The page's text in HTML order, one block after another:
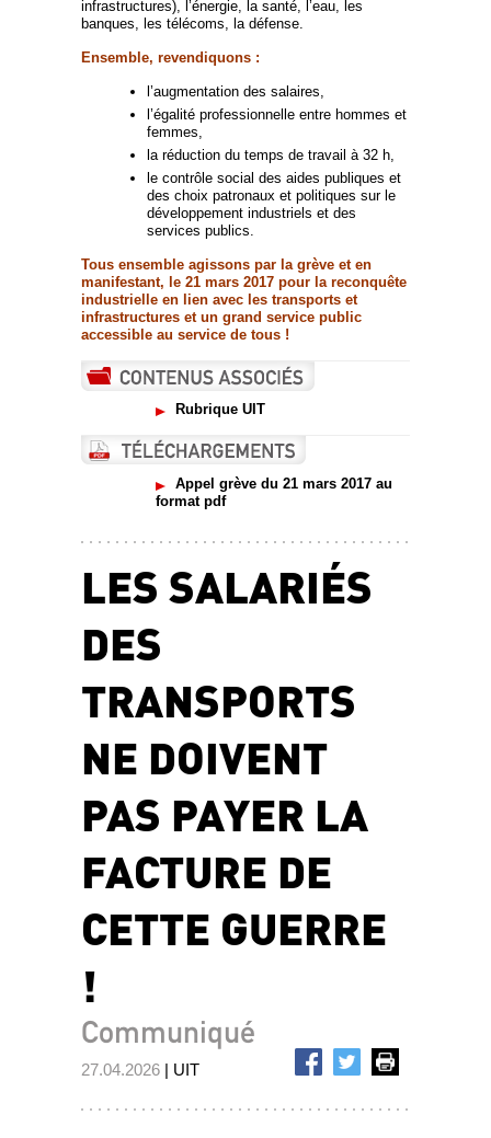
infrastructures), l’énergie, la santé, l’eau, les
banques, les télécoms, la défense.
Ensemble, revendiquons :
l’augmentation des salaires,
l’égalité professionnelle entre hommes et
femmes,
la réduction du temps de travail à 32 h,
le contrôle social des aides publiques et
des choix patronaux et politiques sur le
développement industriels et des
services publics.
Tous ensemble agissons par la grève et en
manifestant, le 21 mars 2017 pour la reconquête
industrielle en lien avec les transports et
infrastructures et un grand service public
accessible au service de tous !
Rubrique UIT
Appel grève du 21 mars 2017 au
format pdf
LES SALARIÉS
DES
TRANSPORTS
NE DOIVENT
PAS PAYER LA
FACTURE DE
CETTE GUERRE
!
Communiqué
27.04.2026 | UIT